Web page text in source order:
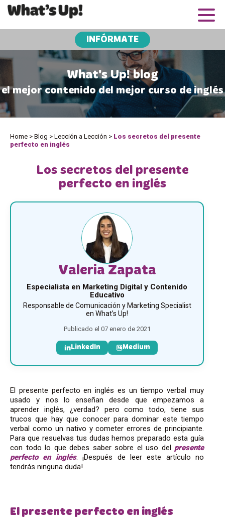
INFÓRMATE
What's Up! blog
el mejor contenido del mejor curso de inglés
Home > Blog > Lección a Lección > Los secretos del presente
perfecto en inglés
Los secretos del presente
perfecto en inglés
Valeria Zapata
Especialista en Marketing Digital y Contenido
Educativo
Responsable de Comunicación y Marketing Specialist
en What’s Up!
Publicado el 07 enero de 2021
LinkedIn Medium
El presente perfecto en inglés es un tiempo verbal muy
usado y nos lo enseñan desde que empezamos a
aprender inglés, ¿verdad? pero como todo, tiene sus
trucos que hay que conocer para dominar este tiempo
verbal como un nativo y cometer errores de principiante.
Para que resuelvas tus dudas hemos preparado esta guía
con todo lo que debes saber sobre el uso del presente
perfecto en inglés. ¡Después de leer este artículo no
tendrás ninguna duda!
El presente perfecto en inglés